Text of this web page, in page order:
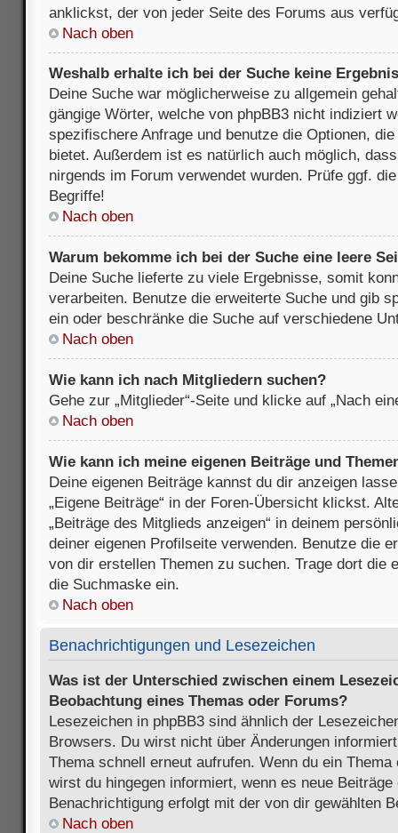
anklickst, der von jeder Seite des Forums aus
Nach oben
Weshalb erhalte ich bei der Suche keine
Deine Suche war möglicherweise zu allgemein
gängige Wörter, welche von phpBB3 nicht indiziert
spezifischere Anfrage und benutze die Optionen,
bietet. Außerdem ist es natürlich auch möglich,
nirgends im Forum verwendet wurden. Prüfe ggf.
Begriffe!
Nach oben
Warum bekomme ich bei der Suche eine leere
Deine Suche lieferte zu viele Ergebnisse, somit
verarbeiten. Benutze die erweiterte Suche und gib
ein oder beschränke die Suche auf verschiedene
Nach oben
Wie kann ich nach Mitgliedern suchen?
Gehe zur „Mitglieder“-Seite und klicke auf „Nach
Nach oben
Wie kann ich meine eigenen Beiträge und
Deine eigenen Beiträge kannst du dir anzeigen
„Eigene Beiträge“ in der Foren-Übersicht klickst.
„Beiträge des Mitglieds anzeigen“ in deinem
deiner eigenen Profilseite verwenden. Benutze die
von dir erstellen Themen zu suchen. Trage dort die
die Suchmaske ein.
Nach oben
Benachrichtigungen und Lesezeichen
Was ist der Unterschied zwischen einem
Beobachtung eines Themas oder Forums?
Lesezeichen in phpBB3 sind ähnlich der
Browsers. Du wirst nicht über Änderungen
Thema schnell erneut aufrufen. Wenn du ein
wirst du hingegen informiert, wenn es neue
Benachrichtigung erfolgt mit der von dir gewählten
Nach oben